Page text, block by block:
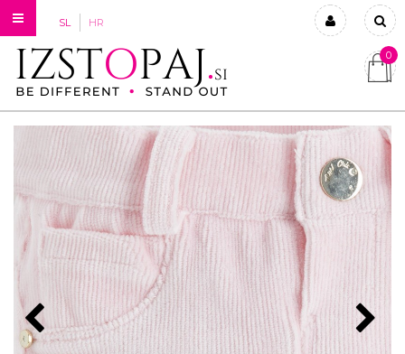
SL HR
Prijavi se
Registriraj se
Ste pozabili geslo?
0